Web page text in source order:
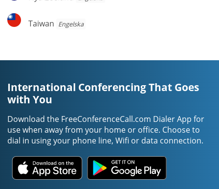
Zeeland
Taiwan
Taiwan Engelska
International Conferencing That Goes
with You
Download the FreeConferenceCall.com Dialer App for
use when away from your home or office. Choose to
dial in using your phone line, Wifi or data connection.